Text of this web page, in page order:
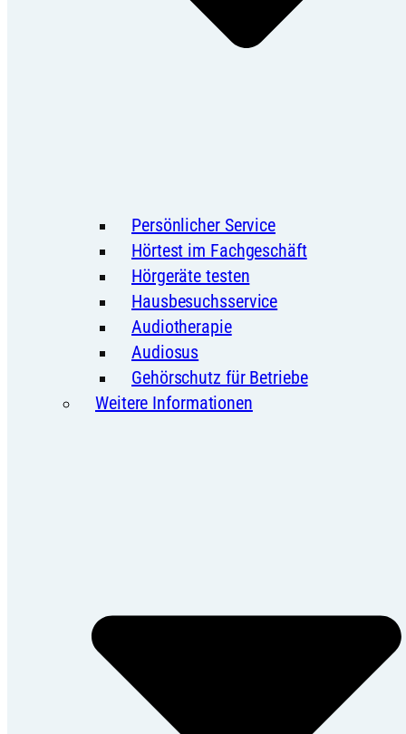
Persönlicher Service
Hörtest im Fachgeschäft
Hörgeräte testen
Hausbesuchsservice
Audiotherapie
Audiosus
Gehörschutz für Betriebe
Weitere Informationen